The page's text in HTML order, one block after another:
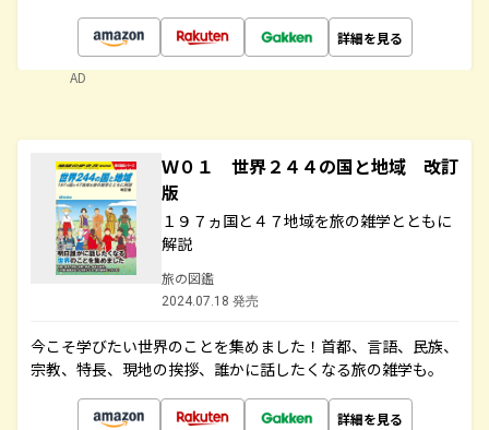
詳細を見る
AD
Ｗ０１ 世界２４４の国と地域 改訂
版
１９７ヵ国と４７地域を旅の雑学とともに
解説
旅の図鑑
2024.07.18 発売
今こそ学びたい世界のことを集めました！首都、言語、民族、
宗教、特長、現地の挨拶、誰かに話したくなる旅の雑学も。
詳細を見る